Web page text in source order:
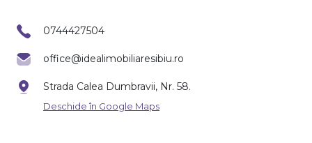
0744427504
office@idealimobiliaresibiu.ro
Strada Calea Dumbravii, Nr. 58.
Deschide în Google Maps